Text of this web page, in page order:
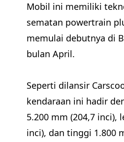
Mobil ini memiliki
sematan powertrain
memulai debutnya di
bulan April.
Seperti dilansir
kendaraan ini hadir
5.200 mm (204,7 inci),
inci), dan tinggi 1.800